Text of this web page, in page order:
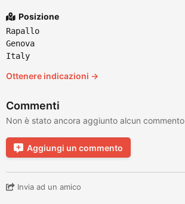
Posizione
Rapallo
Genova
Italy
Ottenere indicazioni →
Commenti
Non è stato ancora aggiunto alcun commento
Aggiungi un commento
Invia ad un amico